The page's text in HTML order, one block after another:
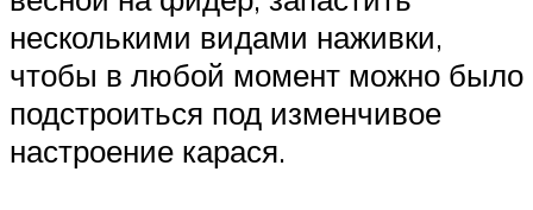
несколькими видами наживки,
чтобы в любой момент можно было
подстроиться под изменчивое
настроение карася.